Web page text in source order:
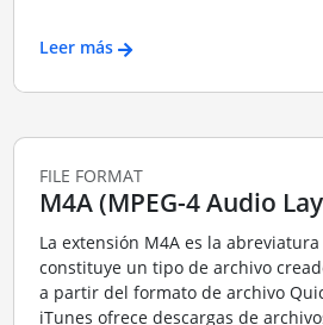
Leer más
FILE FORMAT
M4A (MPEG-4 Audio
La extensión M4A es la
constituye un tipo de archivo
a partir del formato de archivo
iTunes ofrece descargas de